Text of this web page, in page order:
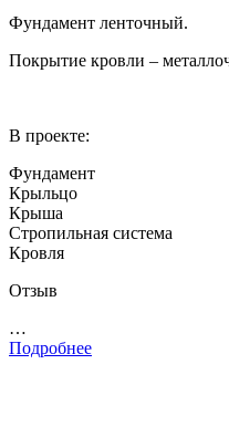
Фундамент ленточный.
Покрытие кровли –
В проекте:
Фундамент
Крыльцо
Крыша
Стропильная система
Кровля
Отзыв
…
Подробнее